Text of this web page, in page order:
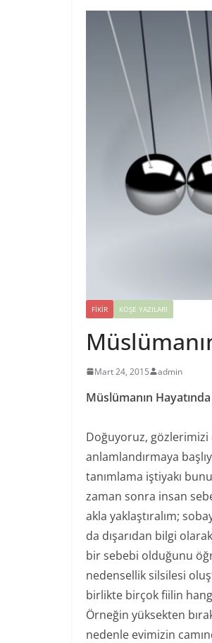
FIKIR KÖŞE YAZILARI
Mart 24, 2015 admin
Müslümanın
Doğuyoruz, gözlerimizi
anlamlandırmaya
tanımlama iştiyakı
zaman sonra insan
akla yaklaştıralım;
da dışarıdan bilgi
bir sebebi olduğunu
nedensellik silsilesi
birlikte birçok fiilin
Örneğin yüksekten
nedenle evimizin